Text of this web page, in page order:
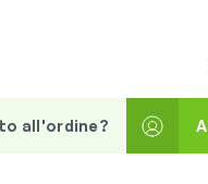
all'ordine?